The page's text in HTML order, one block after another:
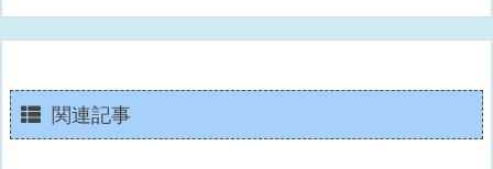
関連記事